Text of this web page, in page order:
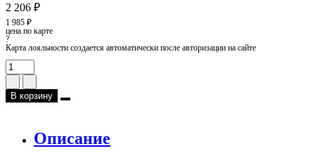
2 206 ₽
1 985 ₽
цена по карте
?
Карта лояльности создается автоматически после авторизации на сайте
В корзину
Описание